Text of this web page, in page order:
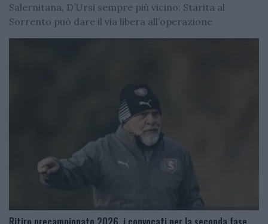
Salernitana, D’Ursi sempre più vicino: Starita al
Sorrento può dare il via libera all’operazione